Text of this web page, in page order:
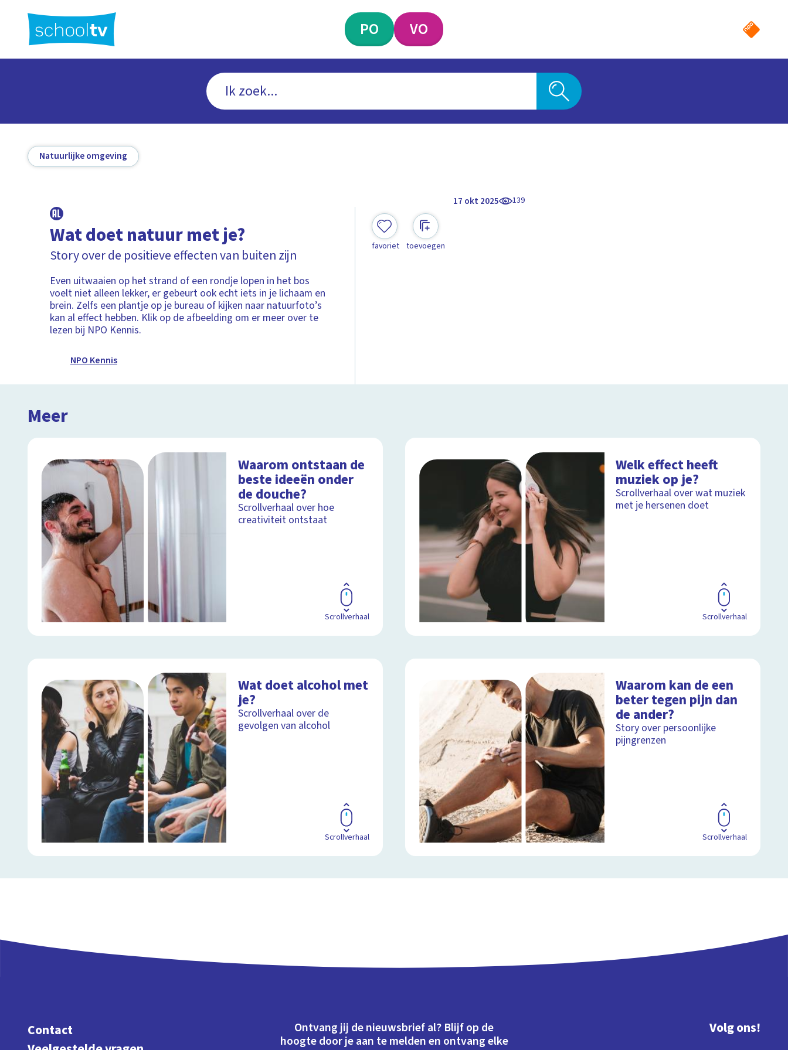
hoofdinhoud
PO VO
Natuurlijke omgeving
17 okt 2025 139
Wat doet natuur met je?
Story over de positieve effecten van buiten zijn
Even uitwaaien op het strand of een rondje lopen in het bos
voelt niet alleen lekker, er gebeurt ook echt iets in je lichaam en
brein. Zelfs een plantje op je bureau of kijken naar natuurfoto’s
kan al effect hebben. Klik op de afbeelding om er meer over te
lezen bij NPO Kennis.
NPO Kennis
favoriet toevoegen
Meer
Waarom ontstaan de
beste ideeën onder
de douche?
Scrollverhaal over hoe
creativiteit ontstaat
Scrollverhaal
Welk effect heeft
muziek op je?
Scrollverhaal over wat muziek
met je hersenen doet
Scrollverhaal
Wat doet alcohol met
je?
Scrollverhaal over de
gevolgen van alcohol
Scrollverhaal
Waarom kan de een
beter tegen pijn dan
de ander?
Story over persoonlijke
pijngrenzen
Scrollverhaal
Contact
Ontvang jij de nieuwsbrief al? Blijf op de
hoogte door je aan te melden en ontvang elke
Volg ons!